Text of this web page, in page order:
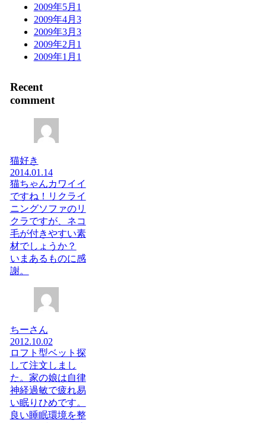
2009年5月 1
2009年4月 3
2009年3月 3
2009年2月 1
2009年1月 1
Recent
comment
猫好き
2014.01.14
猫ちゃんカワイイ
ですね！リクライ
ニングソファのリ
クラですが、ネコ
毛が付きやすい素
材でしょうか？
いまあるものに感
謝。
ちーさん
2012.10.02
ロフト型ベット探
して注文しまし
た。家の娘は自律
神経過敏で疲れ易
い眠りひめです。
良い睡眠環境を整